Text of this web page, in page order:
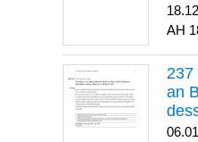
an